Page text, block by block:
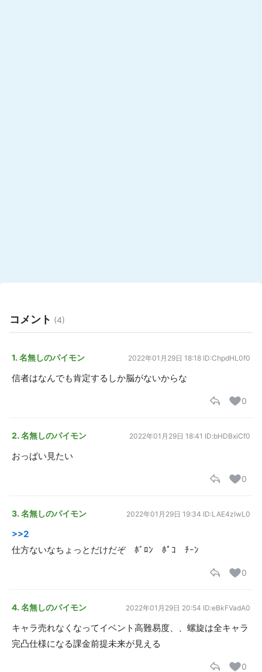
コメント (4)
1. 名無しのパイモン 2022年01月29日 18:18 ID:ChpdHL0f0
信者はなんでも肯定するしか脳がないからな
0
2. 名無しのパイモン 2022年01月29日 18:41 ID:bHDBxiCf0
おっぱい見たい
0
3. 名無しのパイモン 2022年01月29日 19:34 ID:LAE4zIwL0
>>2
仕方ないなちょっとだけだぞ ﾎﾞﾛﾝ ﾎﾟｺ ﾁｰﾝ
0
4. 名無しのパイモン 2022年01月29日 20:54 ID:eBkFVadA0
キャラ売れなくなってイベント高難易度、、螺旋は全キャラ
完凸仕様になる課金前提未来が見える
0